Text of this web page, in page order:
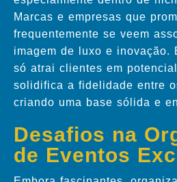
Marcas e empresas que
frequentemente se veem
imagem de luxo e inovação.
só atrai clientes em
solidifica a fidelidade entre
criando uma base sólida e
Desafios na
de Eventos